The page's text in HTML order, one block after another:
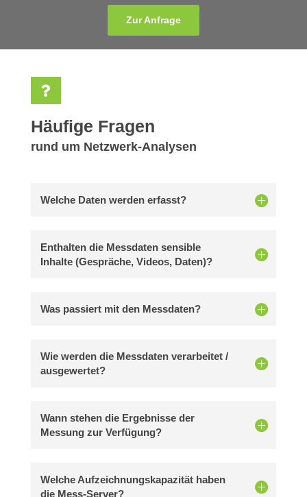
Zur Anfrage

Häufige Fragen
rund um Netzwerk-Analysen
Welche Daten werden erfasst?
Enthalten die Messdaten sensible
Inhalte (Gespräche, Videos, Daten)?
Was passiert mit den Messdaten?
Wie werden die Messdaten verarbeitet /
ausgewertet?
Wann stehen die Ergebnisse der
Messung zur Verfügung?
Welche Aufzeichnungskapazität haben
die Mess-Server?